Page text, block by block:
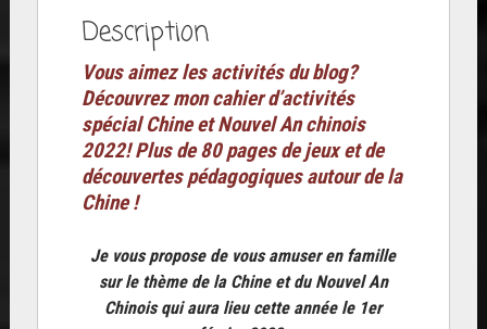
de
80
pages
thème
CHINE
Nouvel
An
Chinois
et
JO
Description
Vous aimez les activités du blog?
Découvrez mon cahier d’activités
spécial Chine et Nouvel An chinois
2022! Plus de 80 pages de jeux et de
découvertes pédagogiques autour de la
Chine !
Je vous propose de vous amuser en famille
sur le thème de la Chine et du Nouvel An
Chinois qui aura lieu cette année le 1er